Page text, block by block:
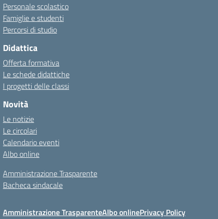
Personale scolastico
Famiglie e studenti
Percorsi di studio
Didattica
Offerta formativa
Le schede didattiche
I progetti delle classi
Novità
Le notizie
Le circolari
Calendario eventi
Albo online
Amministrazione Trasparente
Bacheca sindacale
Amministrazione TrasparenteAlbo onlinePrivacy Policy